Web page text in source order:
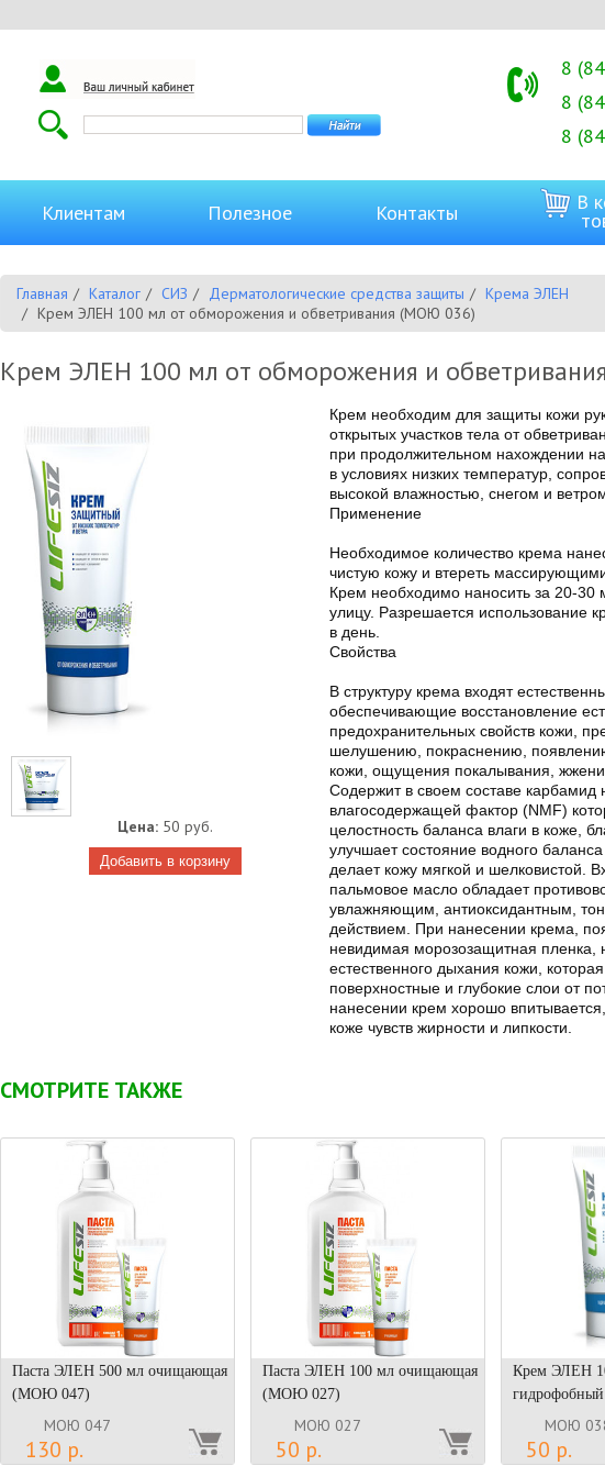
8
8
8
Клиентам Полезное Контакты В
Главная Каталог СИЗ Дерматологические средства защиты
Крема ЭЛЕН
Крем ЭЛЕН 100 мл от обморожения и обветривания (МОЮ 036)
Крем ЭЛЕН 100 мл от обморожения и
Цена:50 руб.
Крем необходим для защиты кожи
открытых участков тела от
при продолжительном нахождении
в условиях низких температур,
высокой влажностью, снегом и
Применение
Необходимое количество крема
чистую кожу и втереть
Крем необходимо наносить за 20-30
улицу. Разрешается использование
в день.
Свойства
В структуру крема входят
обеспечивающие восстановление
предохранительных свойств кожи,
шелушению, покраснению,
кожи, ощущения покалывания,
Содержит в своем составе карбамид
влагосодержащей фактор (NMF)
целостность баланса влаги в коже,
улучшает состояние водного
делает кожу мягкой и шелковистой.
пальмовое масло обладает
увлажняющим, антиоксидантным,
действием. При нанесении крема,
невидимая морозозащитная
естественного дыхания кожи,
поверхностные и глубокие слои от
нанесении крем хорошо
коже чувств жирности и липкости.
СМОТРИТЕ ТАКЖЕ
Паста ЭЛЕН 500 мл очищающая
(МОЮ 047)
МОЮ 047
130 р.
Паста ЭЛЕН 100 мл очищающая
(МОЮ 027)
МОЮ 027
50 р.
Крем ЭЛЕН
МОЮ
50 р.